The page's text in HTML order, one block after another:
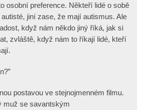
osobní preference. Někteří lidé o sobě
jiní zase, že mají autismus. Ale
když nám někdo jiný říká, jak si
zvláště, když nám to říkají lidé, kteří
postavou ve stejnojmenném filmu.
muž se savantským